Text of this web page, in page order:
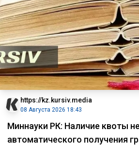
https://kz.kursiv.media
08 Августа 2026 18:43
Миннауки РК: Наличие квоты
автоматического получения